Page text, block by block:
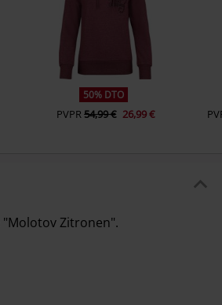
50% DTO
PVPR54,99 € 26,99 €
Zitronen".